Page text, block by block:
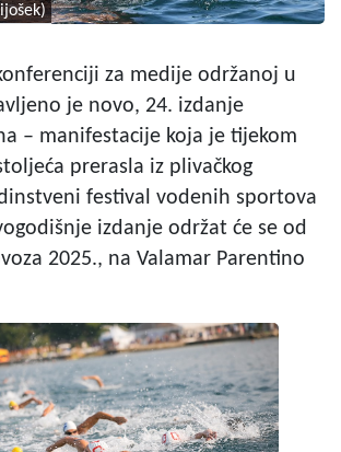
za medije održanoj u
je novo, 24. izdanje
– manifestacije koja je tijekom
prerasla iz plivačkog
festival vodenih sportova
izdanje održat će se od
2025., na Valamar Parentino